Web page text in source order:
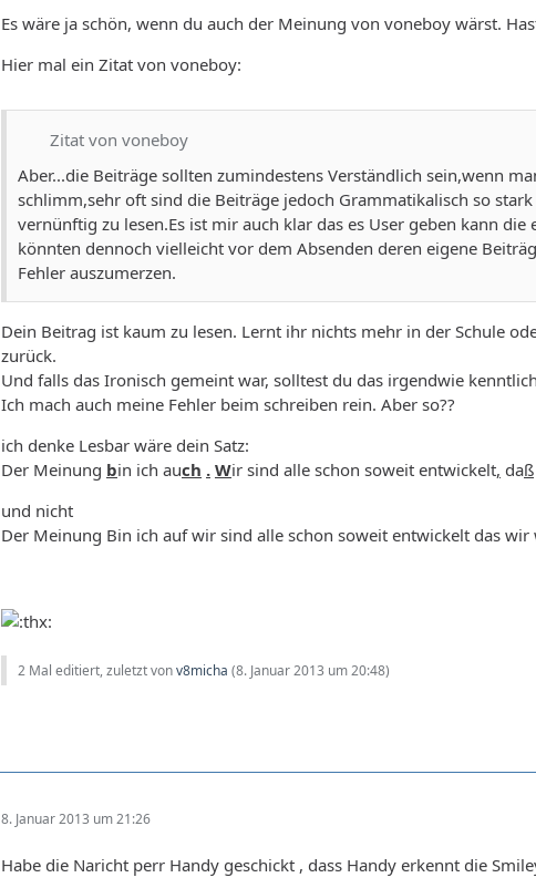
Es wäre ja schön, wenn du auch der Meinung von voneboy wärst.
Hier mal ein Zitat von voneboy:
Zitat von voneboy
Aber...die Beiträge sollten zumindestens Verständlich sein,wenn
schlimm,sehr oft sind die Beiträge jedoch Grammatikalisch so
vernünftig zu lesen.Es ist mir auch klar das es User geben kann
könnten dennoch vielleicht vor dem Absenden deren eigene
Fehler auszumerzen.
Dein Beitrag ist kaum zu lesen. Lernt ihr nichts mehr in der Schule
zurück.
Und falls das Ironisch gemeint war, solltest du das irgendwie
Ich mach auch meine Fehler beim schreiben rein. Aber so??
ich denke Lesbar wäre dein Satz:
Der Meinung bin ich auch . Wir sind alle schon soweit entwickelt, daß
und nicht
Der Meinung Bin ich auf wir sind alle schon soweit entwickelt das
2 Mal editiert, zuletzt vonv8micha (8. Januar 2013 um 20:48)
8. Januar 2013 um 21:26
Habe die Naricht perr Handy geschickt , dass Handy erkennt die